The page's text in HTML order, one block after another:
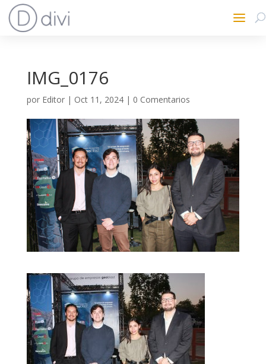
IMG_0176
por Editor| Oct 11, 2024| 0 Comentarios